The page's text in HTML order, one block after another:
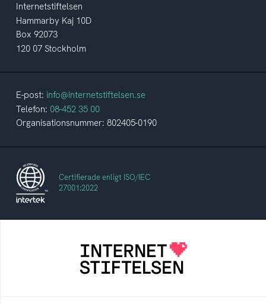
Internetstiftelsen
Hammarby Kaj 10D
Box 92073
120 07 Stockholm
E-post: info@internetstiftelsen.se
Telefon: 08-452 35 00
Organisationsnummer: 802405-0190
Certifierade enligt ISO/IEC
27001:2022
Internetstiftelsen verkar för ett internet som
bidrar positivt till människan och samhället